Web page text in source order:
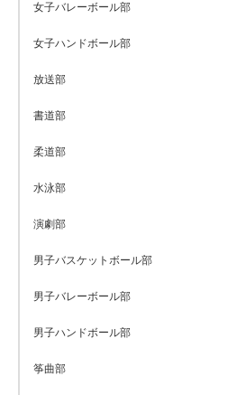
女子バレーボール部
女子ハンドボール部
放送部
書道部
柔道部
水泳部
演劇部
男子バスケットボール部
男子バレーボール部
男子ハンドボール部
筝曲部